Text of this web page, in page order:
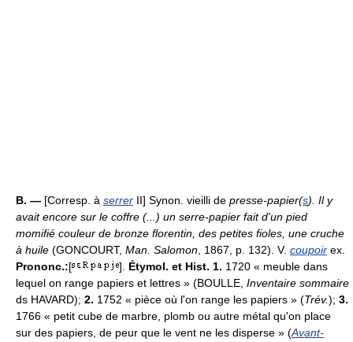
B. — [Corresp. à serrer II] Synon. vieilli de presse-papier(s). Il y
avait encore sur le coffre (...) un serre-papier fait d'un pied
momifié couleur de bronze florentin, des petites fioles, une cruche
à huile (GONCOURT, Man. Salomon , 1867, p. 132). V. coupoir ex.
Prononc.:[ ]. Étymol. et Hist. 1. 1720 « meuble dans
lequel on range papiers et lettres » (BOULLE, Inventaire sommaire
ds HAVARD); 2. 1752 « pièce où l'on range les papiers » (Trév.); 3.
1766 « petit cube de marbre, plomb ou autre métal qu'on place
sur des papiers, de peur que le vent ne les disperse » (Avant-